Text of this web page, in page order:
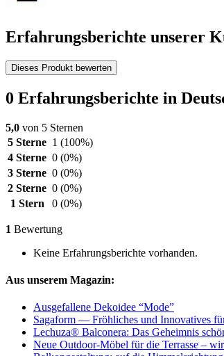
Erfahrungsberichte unserer
Dieses Produkt bewerten
0 Erfahrungsberichte in
5,0 von 5 Sternen
5 Sterne 1 (100%)
4 Sterne 0 (0%)
3 Sterne 0 (0%)
2 Sterne 0 (0%)
1 Stern
0 (0%)
1 Bewertung
Keine Erfahrungsberichte vorhanden.
Aus unserem Magazin:
Ausgefallene Dekoidee “Mode”
Sagaform — Fröhliches und Innovatives
Lechuza® Balconera: Das Geheimnis
Neue Outdoor-Möbel für die Terrasse –